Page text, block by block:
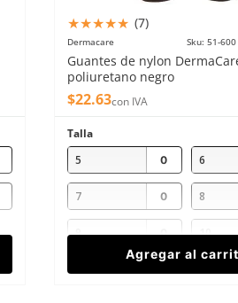
★★★★★ (7)
Dermacare Sku: 51-600
Guantes de nylon
poliuretano negro
$22.63con IVA
Talla
5
6
7 8
9
10
Agregar al